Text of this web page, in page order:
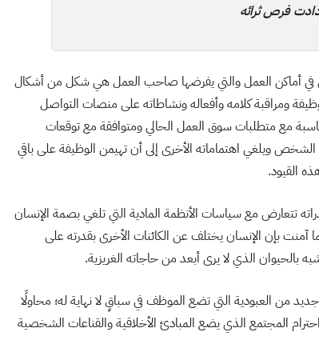
فرص ثرائه
في أماكن العمل والتي يفرضها صاحب العمل هي شكل من أشكال
ومراقبة كلامه وأفعاله ونشاطاته على منصات التواصل
مع متطلبات سوق العمل الحالي ومتوافقة مع توقعات
ويلغي اهتماماته الأخرى إلى أن تهيمن الوظيفة على باقي
القيود.
تتعارض مع سياسات الأنظمة المادية التي تلغي بصمة الإنسان
بإن الإنسان يختلف عن الكائنات الأخرى بقدرته على
بالحيوان الذي لا يرى أبعد من حاجاته الغريزية.
من العبودية التي تضع الموظف في سباقٍ لا نهاية له؛ محاولًا
المجتمع الذي يضع المبادئ الأخلاقية والقناعات الشخصية